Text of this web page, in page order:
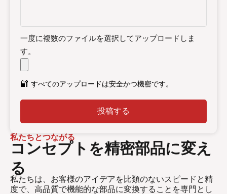
私たちとつながる
コンセプトを精密部品に変え
る
私たちは、お客様のアイデアを比類のないスピードと精
度で、高品質で機能的な部品に変換することを専門とし
一度に複数のファイルを選択してアップロードしま
す。
🔐 すべてのアップロードは安全かつ機密です。
投稿する